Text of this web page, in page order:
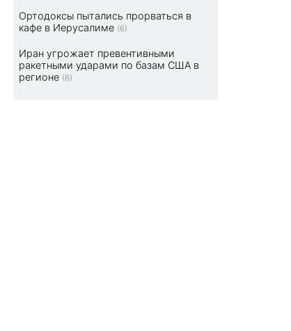
Ортодоксы пытались прорваться в
кафе в Иерусалиме (6)
Иран угрожает превентивными
ракетными ударами по базам США в
регионе (6)